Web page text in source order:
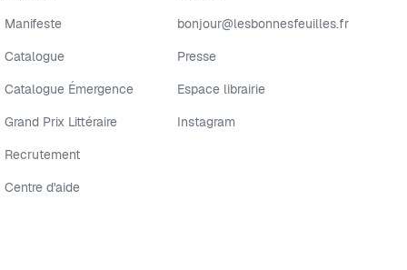
Manifeste
Catalogue
Catalogue Émergence
Grand Prix Littéraire
Recrutement
Centre d'aide
bonjour@lesbonnesfeuilles.fr
Presse
Espace librairie
Instagram